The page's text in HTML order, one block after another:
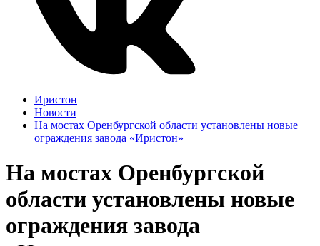
Иристон
Новости
На мостах Оренбургской области установлены новые
ограждения завода «Иристон»
На мостах Оренбургской
области установлены новые
ограждения завода